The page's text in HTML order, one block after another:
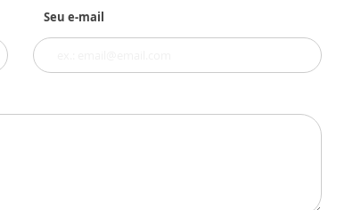
Seu e-mail